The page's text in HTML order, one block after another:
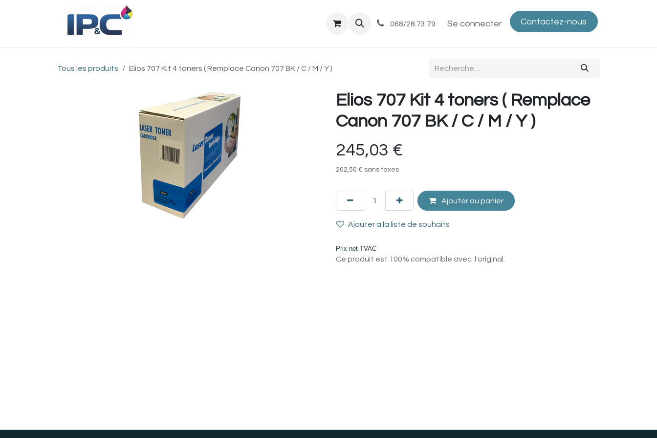
Commandes et livraisons Contactez-nous Politique de confidentialité
068/28.73.79 Se connecter Contactez-nous
Tous les produits Elios 707 Kit 4 toners ( Remplace Canon 707 BK / C / M / Y )
Elios 707 Kit 4 toners ( Remplace
Canon 707 BK / C / M / Y )
245,03 €
202,50 € sans taxes
Ajouter au panier
Ajouter à la liste de souhaits
Prix net TVAC
Ce produit est 100% compatible avec l'original.